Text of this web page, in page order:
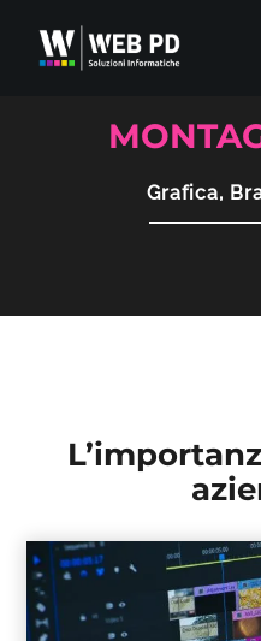
contenuto
Grafica,